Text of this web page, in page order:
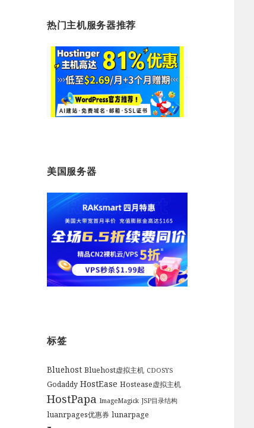
热门主机服务器推荐
美国服务器
标签
Bluehost Bluehost虚拟主机 CDOSYS
Godaddy HostEase Hostease虚拟主机
HostPapa ImageMagick JSP目录结构
luanrpages优惠券 lunarpage